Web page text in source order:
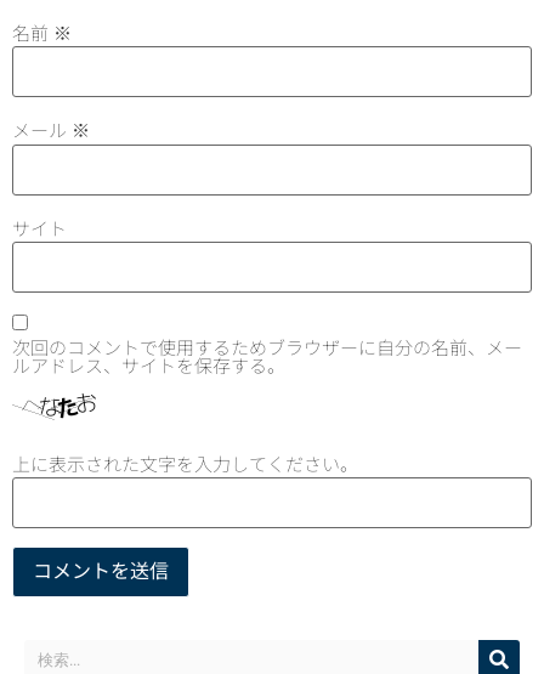
名前 ※
メール ※
サイト
次回のコメントで使用するためブラウザーに自分の名前、メー
ルアドレス、サイトを保存する。
上に表示された文字を入力してください。